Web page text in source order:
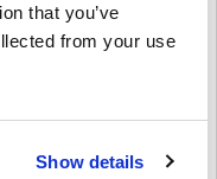
that you’ve
from your use
Show details
dostarczone przed